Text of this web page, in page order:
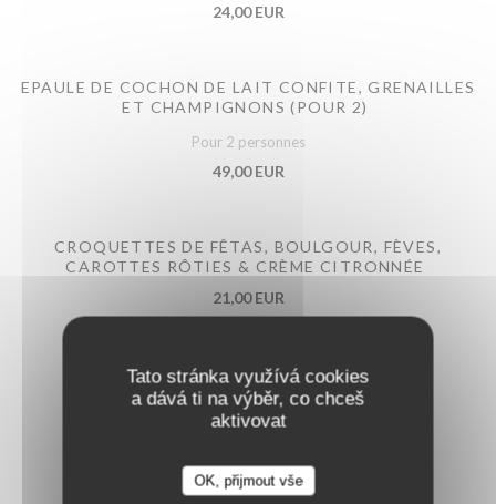
Tato stránka využívá cookies
a dává ti na výběr, co chceš
aktivovat
OK, přijmout vše
24,00 EUR
EPAULE DE COCHON DE LAIT CONFITE, GRENAILLES
ET CHAMPIGNONS (POUR 2)
Pour 2 personnes
49,00 EUR
CROQUETTES DE FÊTAS, BOULGOUR, FÈVES,
CAROTTES RÔTIES & CRÈME CITRONNÉE
21,00 EUR